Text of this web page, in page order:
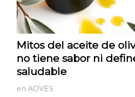
Mitos del aceite de
no tiene sabor ni
saludable
en AOVES